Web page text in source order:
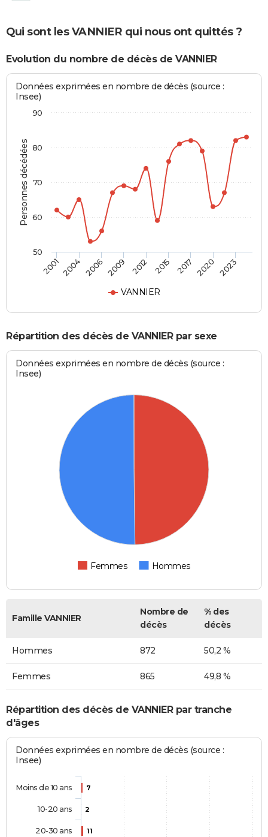
Qui sont les VANNIER qui nous ont quittés ?
Evolution du nombre de décès de VANNIER
Personnes décédées
Données exprimées en nombre de décès (source :
Insee)
VANNIER
20012004 2006 2009 2012 2015 2017 2020 2023
50
60
70
80
90
Répartition des décès de VANNIER par sexe
Données exprimées en nombre de décès (source :
Insee)
Femmes Hommes
Famille VANNIER
Nombre de
décès
% des
décès
Hommes 872 50,2 %
Femmes 865 49,8 %
Répartition des décès de VANNIER par tranche
d'âges
Données exprimées en nombre de décès (source :
Insee)
7
2
11
Moins de 10 ans
10-20 ans
20-30 ans